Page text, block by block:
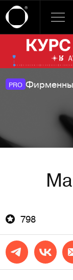
Ссылка баннера
PRO
798